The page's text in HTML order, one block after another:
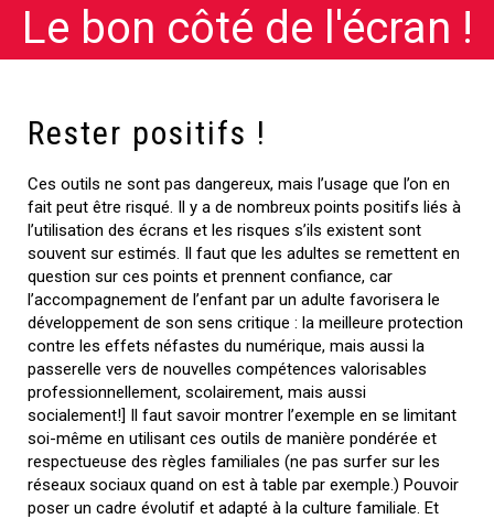
Le bon côté de l'écran !
Rester positifs !
Ces outils ne sont pas dangereux, mais l’usage que l’on en
fait peut être risqué. Il y a de nombreux points positifs liés à
l’utilisation des écrans et les risques s’ils existent sont
souvent sur estimés. Il faut que les adultes se remettent en
question sur ces points et prennent confiance, car
l’accompagnement de l’enfant par un adulte favorisera le
développement de son sens critique : la meilleure protection
contre les effets néfastes du numérique, mais aussi la
passerelle vers de nouvelles compétences valorisables
professionnellement, scolairement, mais aussi
socialement!] Il faut savoir montrer l’exemple en se limitant
soi-même en utilisant ces outils de manière pondérée et
respectueuse des règles familiales (ne pas surfer sur les
réseaux sociaux quand on est à table par exemple.) Pouvoir
poser un cadre évolutif et adapté à la culture familiale. Et